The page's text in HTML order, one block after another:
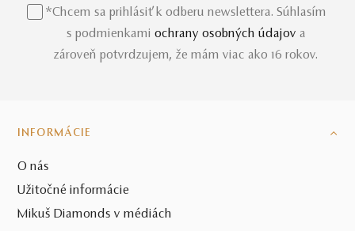
*Chcem sa prihlásiť k odberu newslettera. Súhlasím
s podmienkami ochrany osobných údajov a
zároveň potvrdzujem, že mám viac ako 16 rokov.
INFORMÁCIE
O nás
Užitočné informácie
Mikuš Diamonds v médiách